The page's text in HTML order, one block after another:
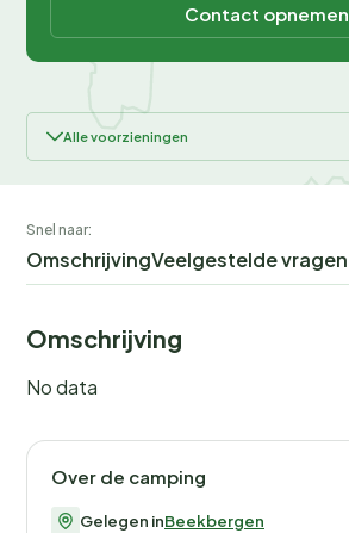
Contact opnemen
Alle voorzieningen
Snel naar:
OmschrijvingVeelgestelde vragen
Omschrijving
No data
Over de camping
Gelegen inBeekbergen